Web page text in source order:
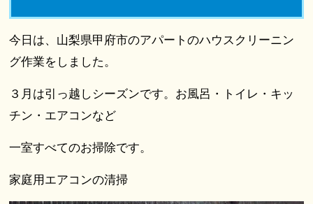
今日は、山梨県甲府市のアパートのハウスクリーニン
グ作業をしました。
３月は引っ越しシーズンです。お風呂・トイレ・キッ
チン・エアコンなど
一室すべてのお掃除です。
家庭用エアコンの清掃